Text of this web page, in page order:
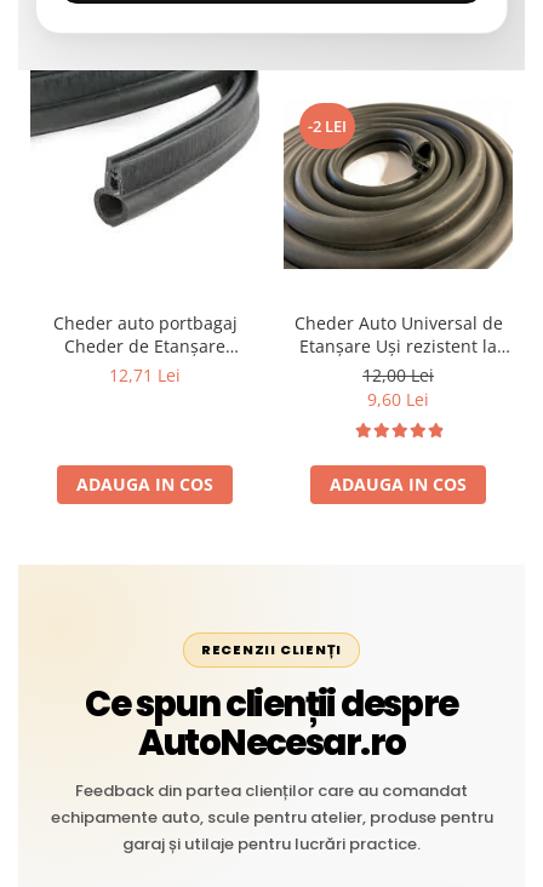
Cheder auto portbagaj
Cheder de Etanșare
Profesional din Cauciuc -
Liniar
12,71 Lei
ADAUGA IN COS
-2 LEI
Cheder Auto Universal de
Etanșare Uși rezistent la
intemperii, raze UV,
îmbătrânire și temperaturi
extreme
12,00 Lei
9,60 Lei
ADAUGA IN COS
RECENZII CLIENȚI
Ce spun clienții despre
AutoNecesar.ro
Feedback din partea clienților care au comandat
echipamente auto, scule pentru atelier, produse pentru
garaj și utilaje pentru lucrări practice.